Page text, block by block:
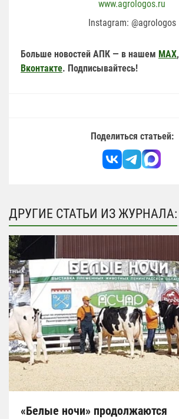
www.agrologos.ru
Instagram: @agrologos
Больше новостей АПК — в нашем MAX,
Вконтакте. Подписывайтесь!
Поделиться статьей:
ДРУГИЕ СТАТЬИ ИЗ ЖУРНАЛА:
«Белые ночи» продолжаются